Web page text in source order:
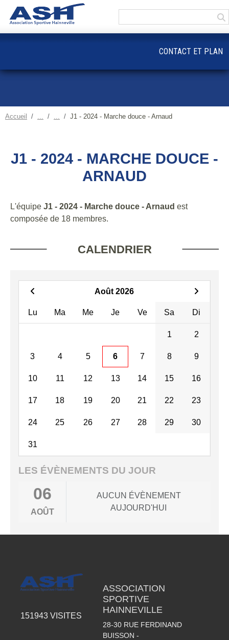
Accueil J1 - 2024 - Marche douce - Arnaud
J1 - 2024 - MARCHE DOUCE -
ARNAUD
L'équipe J1 - 2024 - Marche douce - Arnaud est
composée de 18 membres.
CALENDRIER
Août 2026
Lu Ma Me Je Ve Sa Di
1 2
3 4 5 6 7 8 9
10 11 12 13 14 15 16
17 18 19 20 21 22 23
24 25 26 27 28 29 30
31
LES ÉVÈNEMENTS DU JOUR
06
AOÛT
AUCUN ÉVÈNEMENT
AUJOURD'HUI
CONTACT ET PLAN
151943 VISITES
ASSOCIATION
SPORTIVE
HAINNEVILLE
28-30 RUE FERDINAND
BUISSON -
Panneau de gestion des cookies